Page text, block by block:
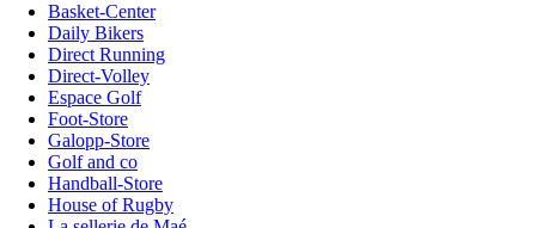
Basket-Center
Daily Bikers
Direct Running
Direct-Volley
Espace Golf
Foot-Store
Galopp-Store
Golf and co
Handball-Store
House of Rugby